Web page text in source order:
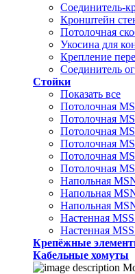
Соединитель-
Кронштейн
Потолочная
Укосина для
Крепление
Соединитель
Стойки
Показать все
Потолочная
Потолочная
Потолочная
Потолочная
Потолочная
Потолочная
Напольная
Напольная
Напольная
Настенная
Настенная
Крепёжные
Кабельные хомуты